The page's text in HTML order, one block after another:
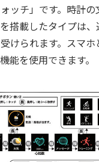
ッチ」です。時計の
搭載したタイプは、
けられます。スマ
能を使用できます。